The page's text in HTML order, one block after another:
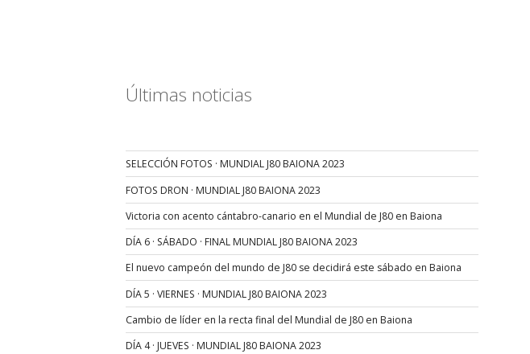
Últimas noticias
SELECCIÓN FOTOS · MUNDIAL J80 BAIONA 2023
FOTOS DRON · MUNDIAL J80 BAIONA 2023
Victoria con acento cántabro-canario en el Mundial de J80 en Baiona
DÍA 6 · SÁBADO · FINAL MUNDIAL J80 BAIONA 2023
El nuevo campeón del mundo de J80 se decidirá este sábado en Baiona
DÍA 5 · VIERNES · MUNDIAL J80 BAIONA 2023
Cambio de líder en la recta final del Mundial de J80 en Baiona
DÍA 4 · JUEVES · MUNDIAL J80 BAIONA 2023